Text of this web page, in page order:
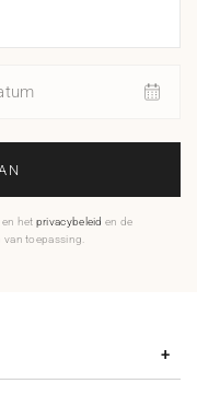
het privacybeleid en de
toepassing.